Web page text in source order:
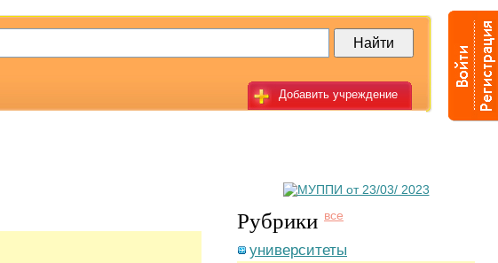
Добавить учреждение
Рубрики все
университеты